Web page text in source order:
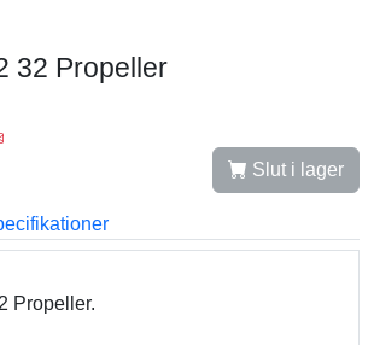
32 Propeller
Slut i lager
Propeller.